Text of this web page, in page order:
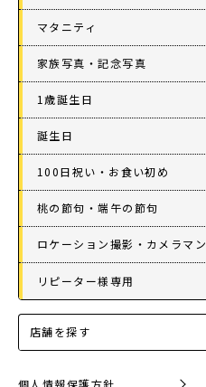
マタニティ
家族写真・記念写真
1歳誕生日
誕生日
100日祝い・お食い初め
桃の節句・端午の節句
ロケーション撮影・カメラマン
リピーター様専用
店舗を探す
個人情報保護方針